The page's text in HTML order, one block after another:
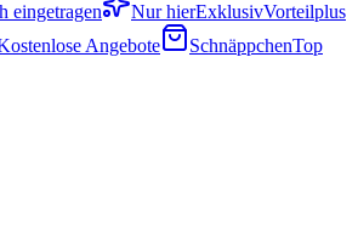
eingetragen Nur hierExklusivVorteilplus
Angebote SchnäppchenTop